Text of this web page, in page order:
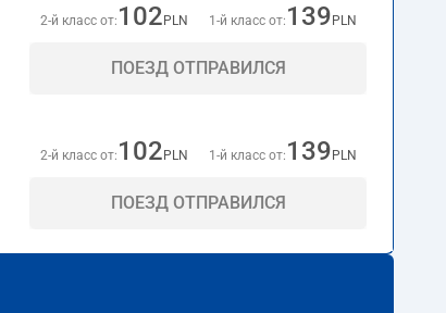
2-й класс от: 102 PLN 1-й класс от: 139 PLN
ПОЕЗД ОТПРАВИЛСЯ
2-й класс от: 102 PLN 1-й класс от: 139 PLN
ПОЕЗД ОТПРАВИЛСЯ